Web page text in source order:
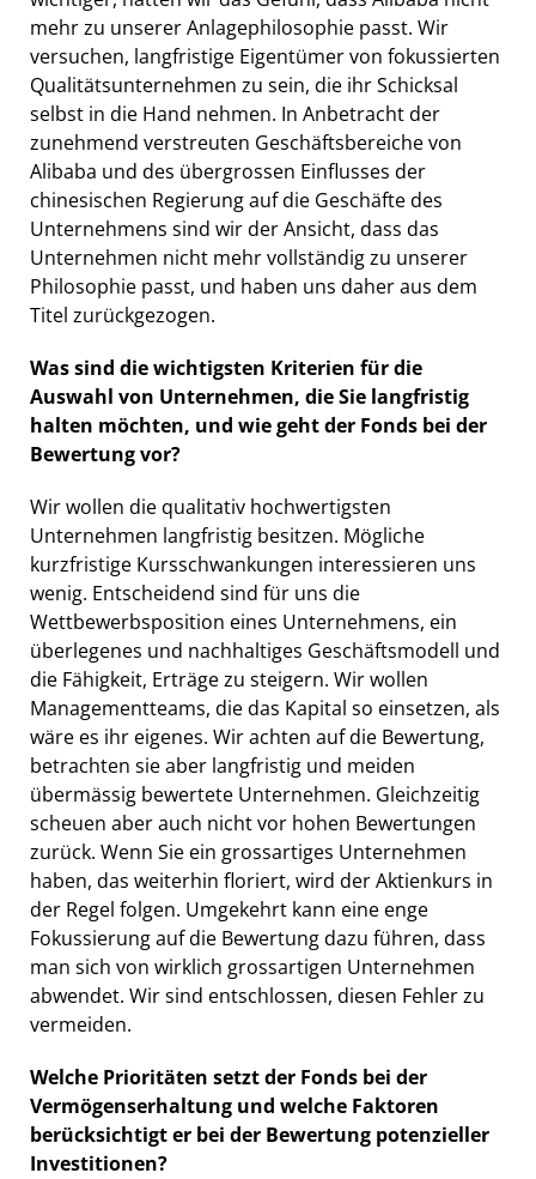
mehr zu unserer Anlagephilosophie passt. Wir
versuchen, langfristige Eigentümer von fokussierten
Qualitätsunternehmen zu sein, die ihr Schicksal
selbst in die Hand nehmen. In Anbetracht der
zunehmend verstreuten Geschäftsbereiche von
Alibaba und des übergrossen Einflusses der
chinesischen Regierung auf die Geschäfte des
Unternehmens sind wir der Ansicht, dass das
Unternehmen nicht mehr vollständig zu unserer
Philosophie passt, und haben uns daher aus dem
Titel zurückgezogen.
Was sind die wichtigsten Kriterien für die
Auswahl von Unternehmen, die Sie langfristig
halten möchten, und wie geht der Fonds bei der
Bewertung vor?
Wir wollen die qualitativ hochwertigsten
Unternehmen langfristig besitzen. Mögliche
kurzfristige Kursschwankungen interessieren uns
wenig. Entscheidend sind für uns die
Wettbewerbsposition eines Unternehmens, ein
überlegenes und nachhaltiges Geschäftsmodell und
die Fähigkeit, Erträge zu steigern. Wir wollen
Managementteams, die das Kapital so einsetzen, als
wäre es ihr eigenes. Wir achten auf die Bewertung,
betrachten sie aber langfristig und meiden
übermässig bewertete Unternehmen. Gleichzeitig
scheuen aber auch nicht vor hohen Bewertungen
zurück. Wenn Sie ein grossartiges Unternehmen
haben, das weiterhin floriert, wird der Aktienkurs in
der Regel folgen. Umgekehrt kann eine enge
Fokussierung auf die Bewertung dazu führen, dass
man sich von wirklich grossartigen Unternehmen
abwendet. Wir sind entschlossen, diesen Fehler zu
vermeiden.
Welche Prioritäten setzt der Fonds bei der
Vermögenserhaltung und welche Faktoren
berücksichtigt er bei der Bewertung potenzieller
Investitionen?